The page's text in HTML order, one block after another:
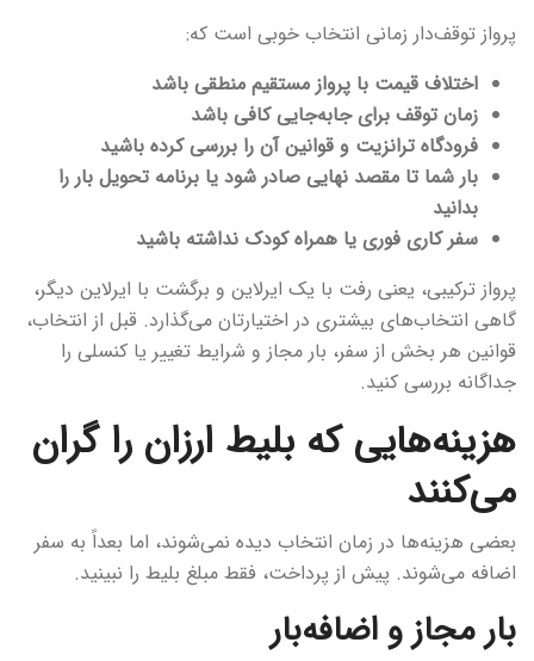
پرواز توقف‌دار زمانی انتخاب خوبی است که:
اختلاف قیمت با پرواز مستقیم منطقی باشد
زمان توقف برای جابه‌جایی کافی باشد
فرودگاه ترانزیت و قوانین آن را بررسی کرده باشید
بار شما تا مقصد نهایی صادر شود یا برنامه تحویل بار را
بدانید
سفر کاری فوری یا همراه کودک نداشته باشید
پرواز ترکیبی، یعنی رفت با یک ایرلاین و برگشت با ایرلاین دیگر،
گاهی انتخاب‌های بیشتری در اختیارتان می‌گذارد. قبل از انتخاب،
قوانین هر بخش از سفر، بار مجاز و شرایط تغییر یا کنسلی را
جداگانه بررسی کنید.
هزینه‌هایی که بلیط ارزان را گران
می‌کنند
بعضی هزینه‌ها در زمان انتخاب دیده نمی‌شوند، اما بعداً به سفر
اضافه می‌شوند. پیش از پرداخت، فقط مبلغ بلیط را نبینید.
بار مجاز و اضافه‌بار